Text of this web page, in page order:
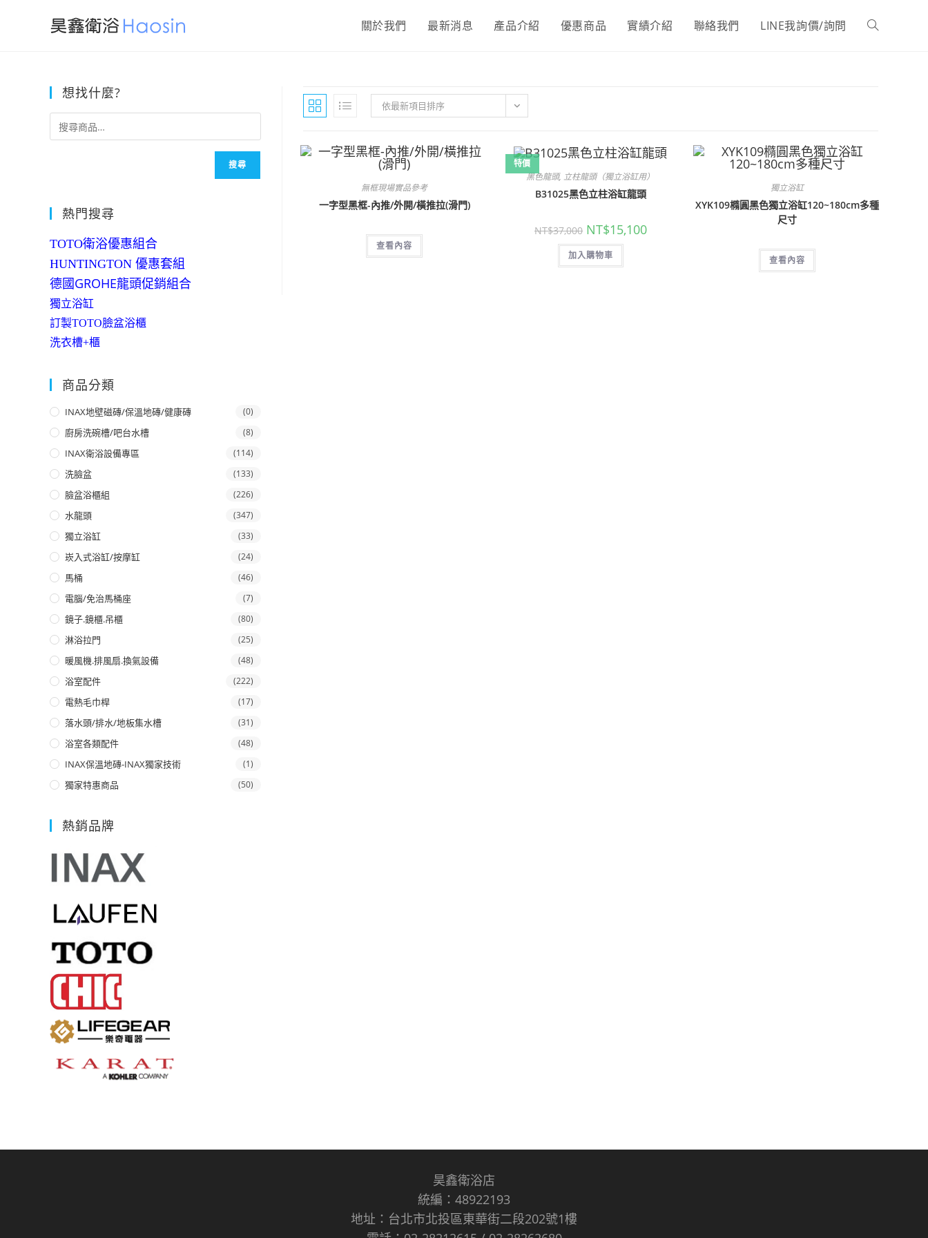
關於我們 最新消息 產品介紹 優惠商品 實績介紹 聯絡我們 LINE我詢價/詢問 Toggle
依最新項目排序
無框現場實品參考
一字型黑框-內推/外開/橫推拉(滑門)
查看內容
特價
黑色龍頭, 立柱龍頭（獨立浴缸用）
B31025黑色立柱浴缸龍頭
NT$37,000 原
始
價
格：
NT$37,000。
NT$15,100目
前
加入購物車
獨立浴缸
XYK109橢圓黑色獨立浴缸120~180cm多種
尺寸
查看內容
想找什麼?
搜尋
熱門搜尋
TOTO衛浴優惠組合
HUNTINGTON 優惠套組
德國GROHE龍頭促銷組合
獨立浴缸
訂製TOTO臉盆浴櫃
洗衣槽+櫃
商品分類
INAX地壁磁磚/保溫地磚/健康磚 (0)
廚房洗碗槽/吧台水槽 (8)
INAX衛浴設備專區 (114)
洗臉盆 (133)
臉盆浴櫃組 (226)
水龍頭 (347)
獨立浴缸 (33)
崁入式浴缸/按摩缸 (24)
馬桶 (46)
電腦/免治馬桶座 (7)
鏡子.鏡櫃.吊櫃 (80)
淋浴拉門 (25)
暖風機.排風扇.換氣設備 (48)
浴室配件 (222)
電熱毛巾桿 (17)
落水頭/排水/地板集水槽 (31)
浴室各類配件 (48)
INAX保溫地磚-INAX獨家技術 (1)
獨家特惠商品 (50)
熱銷品牌
昊鑫衛浴店
統編：48922193
地址：台北市北投區東華街二段202號1樓